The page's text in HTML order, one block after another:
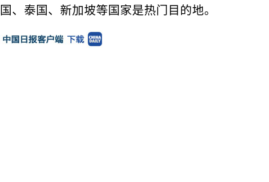
国、泰国、新加坡等国家是热门目的地。